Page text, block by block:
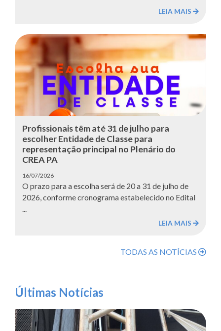
LEIA MAIS
Profissionais têm até 31 de julho para
escolher Entidade de Classe para
representação principal no Plenário do
CREA PA
16/07/2026
O prazo para a escolha será de 20 a 31 de julho de
2026, conforme cronograma estabelecido no Edital
...
LEIA MAIS
TODAS AS NOTÍCIAS
Últimas Notícias